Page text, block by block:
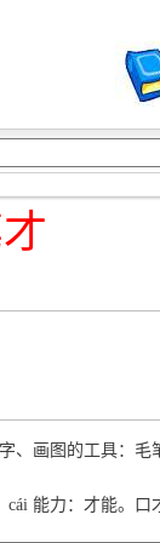
、画图的工具：毛
能力：才能。口